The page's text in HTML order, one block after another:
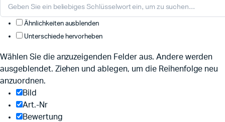
Ähnlichkeiten ausblenden
Unterschiede hervorheben
Wählen Sie die anzuzeigenden Felder aus. Andere werden
ausgeblendet. Ziehen und ablegen, um die Reihenfolge neu
anzuordnen.
Bild
Art.-Nr
Bewertung